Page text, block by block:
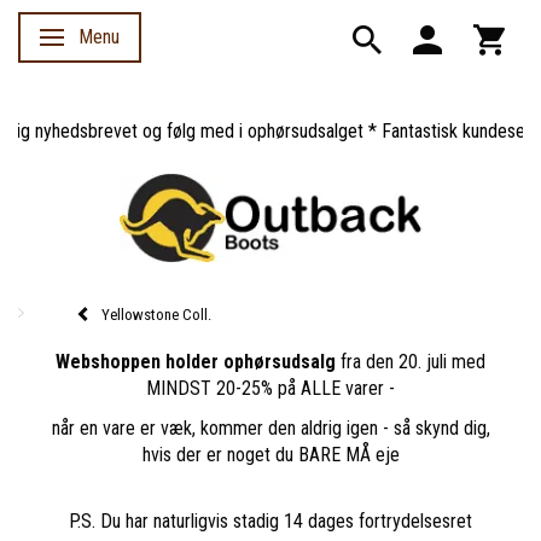
Skifte navigation
Menu
og følg med i ophørsudsalget * Fantastisk kundeservice
Yellowstone Coll.
Webshoppen holder ophørsudsalg fra den 20. juli med
MINDST 20-25% på ALLE varer -
når en vare er væk, kommer den aldrig igen - så skynd dig,
hvis der er noget du BARE MÅ eje
P.S. Du har naturligvis stadig 14 dages fortrydelsesret